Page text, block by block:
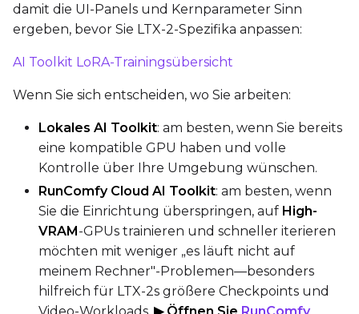
LoRA Scale
damit die UI-Panels und Kernparameter Sinn
ergeben, bevor Sie LTX-2-Spezifika anpassen:
AI Toolkit LoRA-Trainingsübersicht
Wenn Sie sich entscheiden, wo Sie arbeiten:
Lokales AI Toolkit: am besten, wenn Sie bereits
eine kompatible GPU haben und volle
Kontrolle über Ihre Umgebung wünschen.
RunComfy Cloud AI Toolkit: am besten, wenn
Sie die Einrichtung überspringen, auf High-
VRAM-GPUs trainieren und schneller iterieren
möchten mit weniger „es läuft nicht auf
meinem Rechner"-Problemen—besonders
hilfreich für LTX-2s größere Checkpoints und